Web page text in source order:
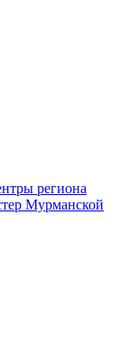
региона
Мурманской